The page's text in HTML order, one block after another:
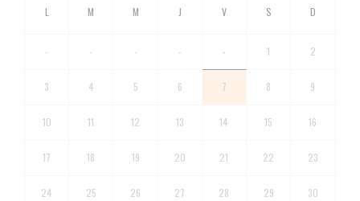
- - - - - 1 2
3 4 5 6 7 8 9
10 11 12 13 14 15 16
17 18 19 20 21 22 23
24 25 26 27 28 29 30